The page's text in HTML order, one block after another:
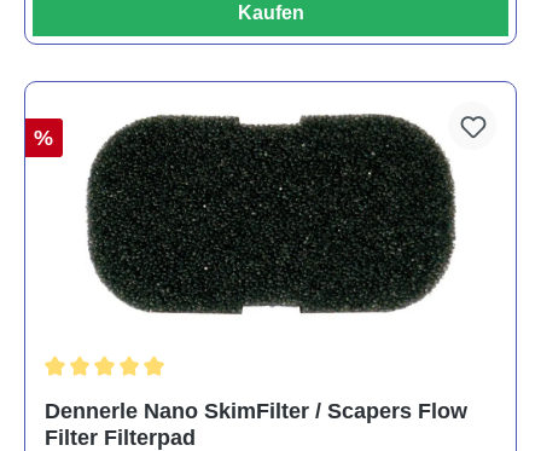
Kaufen
%
Dennerle Nano SkimFilter / Scapers Flow
Filter Filterpad